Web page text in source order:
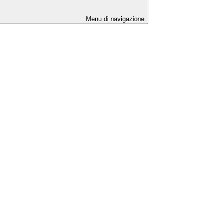
Menu di navigazione